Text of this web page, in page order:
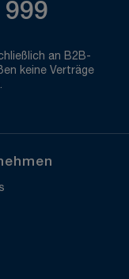
an B2B-
keine Verträge